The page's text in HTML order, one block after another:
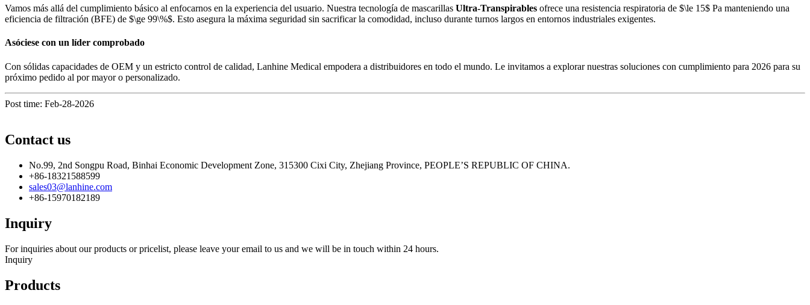
Vamos más allá del cumplimiento básico al enfocarnos en la experiencia del usuario. Nuestra tecnología de mascarillas Ultra-Transpirables ofrece una resistencia respiratoria de $\le 15$ Pa manteniendo una
eficiencia de filtración (BFE) de $\ge 99\%$. Esto asegura la máxima seguridad sin sacrificar la comodidad, incluso durante turnos largos en entornos industriales exigentes.
Asóciese con un líder comprobado
Con sólidas capacidades de OEM y un estricto control de calidad, Lanhine Medical empodera a distribuidores en todo el mundo. Le invitamos a explorar nuestras soluciones con cumplimiento para 2026 para su
próximo pedido al por mayor o personalizado.
Post time: Feb-28-2026
Contact us
No.99, 2nd Songpu Road, Binhai Economic Development Zone, 315300 Cixi City, Zhejiang Province, PEOPLE’S REPUBLIC OF CHINA.
+86-18321588599
sales03@lanhine.com
+86-15970182189
Inquiry
For inquiries about our products or pricelist, please leave your email to us and we will be in touch within 24 hours.
Inquiry
Products